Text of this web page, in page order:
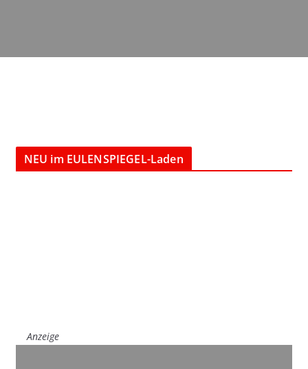
NEU im EULENSPIEGEL-Laden
Anzeige